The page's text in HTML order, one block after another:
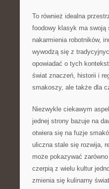
To również idealna
foodowy klasyk ma swoją
nakarmienia robotników,
wywodzą się z
opowiadać o tych
świat znaczeń, historii i
smakoszy, ale także dla
Niezwykle ciekawym
jednej strony bazuje na
otwiera się na fuzje
uliczna stale się rozwija,
może pokazywać
czerpią z wielu kultur
zmienia się kulinarny